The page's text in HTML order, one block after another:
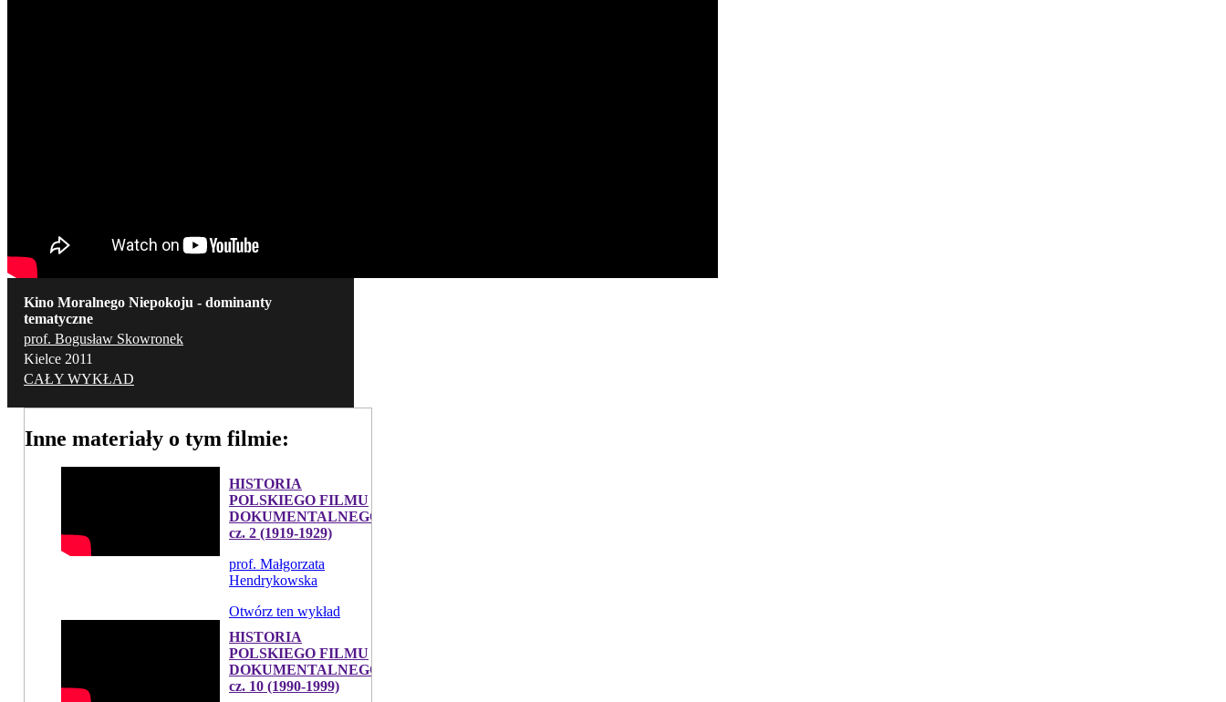
Kino Moralnego Niepokoju - dominanty
tematyczne
prof. Bogusław Skowronek
Kielce 2011
CAŁY WYKŁAD
Inne materiały o tym filmie:
HISTORIA
POLSKIEGO FILMU
DOKUMENTALNEGO,
cz. 2 (1919-1929)
prof. Małgorzata
Hendrykowska
Otwórz ten wykład
HISTORIA
POLSKIEGO FILMU
DOKUMENTALNEGO,
cz. 10 (1990-1999)